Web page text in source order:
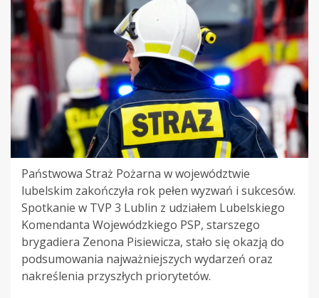
Państwowa Straż Pożarna w województwie
lubelskim zakończyła rok pełen wyzwań i sukcesów.
Spotkanie w TVP 3 Lublin z udziałem Lubelskiego
Komendanta Wojewódzkiego PSP, starszego
brygadiera Zenona Pisiewicza, stało się okazją do
podsumowania najważniejszych wydarzeń oraz
nakreślenia przyszłych priorytetów.